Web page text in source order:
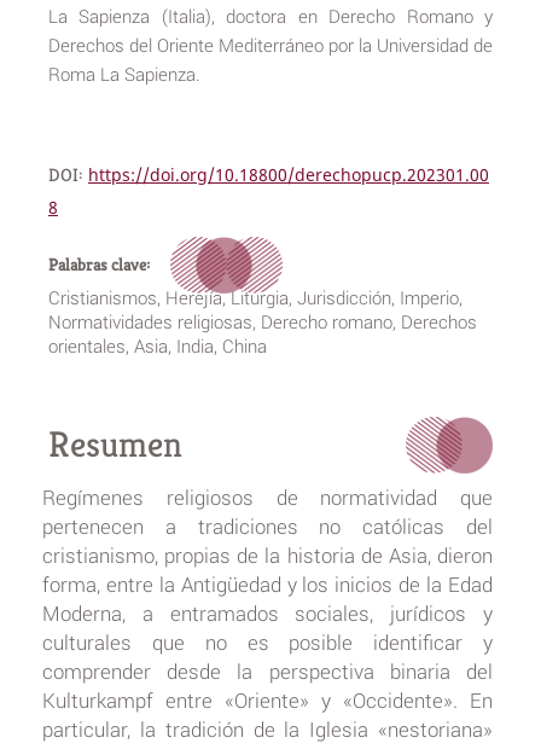
La Sapienza (Italia), doctora en Derecho Romano y
Derechos del Oriente Mediterráneo por la Universidad de
Roma La Sapienza.
DOI: https://doi.org/10.18800/derechopucp.202301.00
8
Palabras clave:
Cristianismos, Herejía, Liturgia, Jurisdicción, Imperio,
Normatividades religiosas, Derecho romano, Derechos
orientales, Asia, India, China
Resumen
Regímenes religiosos de normatividad que
pertenecen a tradiciones no católicas del
cristianismo, propias de la historia de Asia, dieron
forma, entre la Antigüedad y los inicios de la Edad
Moderna, a entramados sociales, jurídicos y
culturales que no es posible identificar y
comprender desde la perspectiva binaria del
Kulturkampf entre «Oriente» y «Occidente». En
particular, la tradición de la Iglesia «nestoriana»